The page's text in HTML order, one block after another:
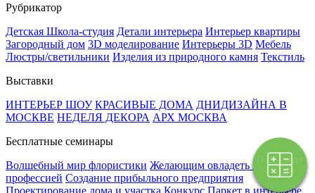
Поэтапная
оплата
Рубрикатор
Детская Школа-студия Детали интерьера Интерьер квартиры
Загородный дом 3D моделирование Интерьеры 3D Мебель
Люстры/светильники Изделия из природного камня Текстиль
Выставки
ИНТЕРЬЕР ШОУ КРАСИВЫЕ ДОМА ДНИДИЗАЙНА В
МОСКВЕ НЕДЕЛЯ ДЕКОРА АРХ МОСКВА
Бесплатные семинары
Волшебный мир флористики Желающим овладеть новой
профессией Создание прибыльного предприятия
Проектирование дома и участка Конкурс Паркет в интерьере